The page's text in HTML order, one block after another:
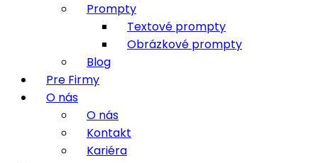
Prompty
Textové prompty
Obrázkové prompty
Blog
Pre Firmy
O nás
O nás
Kontakt
Kariéra